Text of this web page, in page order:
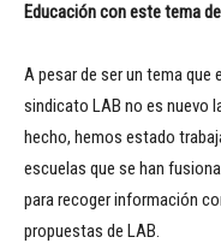
Educación con este tema
A pesar de ser un tema que
sindicato LAB no es nuevo
hecho, hemos estado
escuelas que se han
para recoger información
propuestas de LAB.